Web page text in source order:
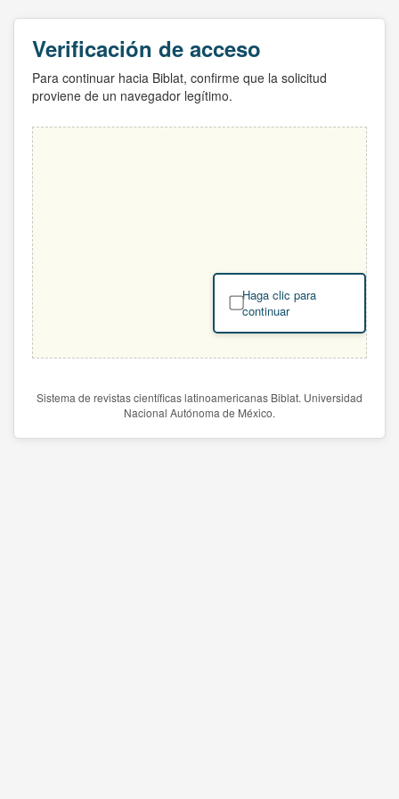
Verificación de acceso
Para continuar hacia Biblat, confirme que la solicitud
proviene de un navegador legítimo.
Haga clic para
continuar
Sistema de revistas científicas latinoamericanas Biblat. Universidad
Nacional Autónoma de México.